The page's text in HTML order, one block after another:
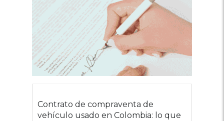
Contrato de compraventa de
vehículo usado en Colombia: lo que